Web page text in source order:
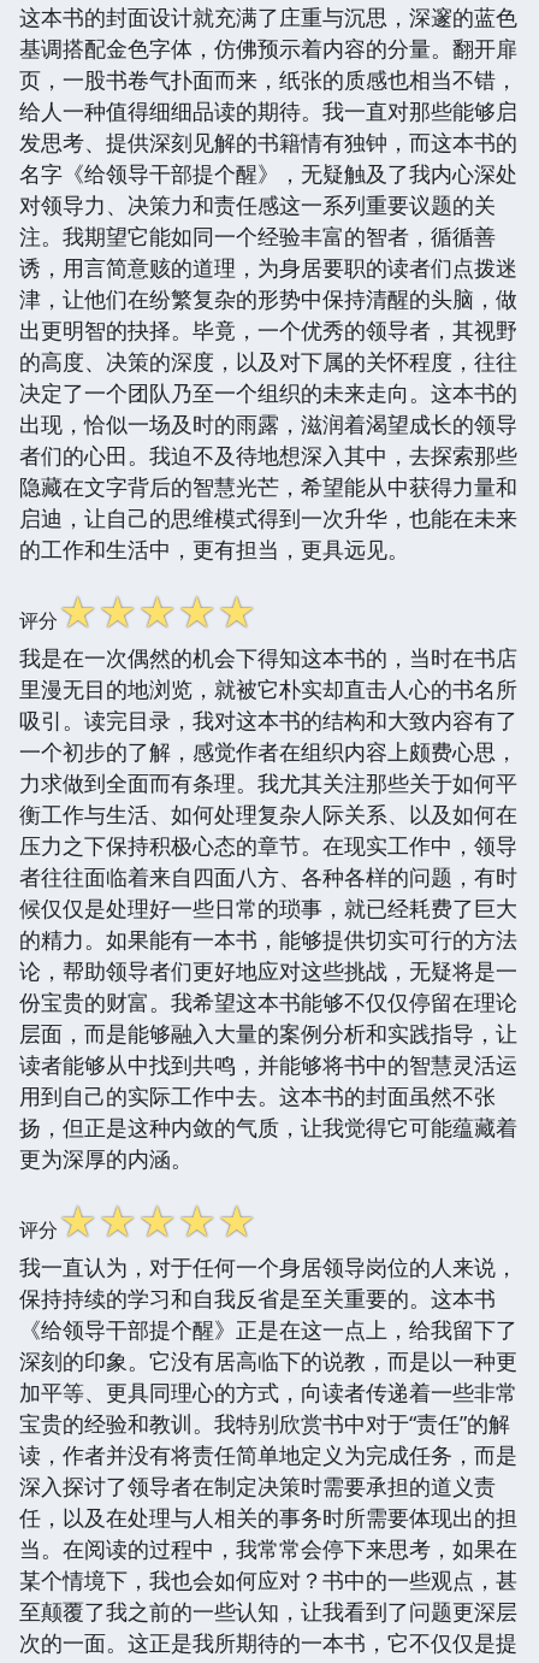
这本书的封面设计就充满了庄重与沉思，深邃的蓝色
基调搭配金色字体，仿佛预示着内容的分量。翻开扉
页，一股书卷气扑面而来，纸张的质感也相当不错，
给人一种值得细细品读的期待。我一直对那些能够启
发思考、提供深刻见解的书籍情有独钟，而这本书的
名字《给领导干部提个醒》，无疑触及了我内心深处
对领导力、决策力和责任感这一系列重要议题的关
注。我期望它能如同一个经验丰富的智者，循循善
诱，用言简意赅的道理，为身居要职的读者们点拨迷
津，让他们在纷繁复杂的形势中保持清醒的头脑，做
出更明智的抉择。毕竟，一个优秀的领导者，其视野
的高度、决策的深度，以及对下属的关怀程度，往往
决定了一个团队乃至一个组织的未来走向。这本书的
出现，恰似一场及时的雨露，滋润着渴望成长的领导
者们的心田。我迫不及待地想深入其中，去探索那些
隐藏在文字背后的智慧光芒，希望能从中获得力量和
启迪，让自己的思维模式得到一次升华，也能在未来
的工作和生活中，更有担当，更具远见。
评分☆☆☆☆☆
我是在一次偶然的机会下得知这本书的，当时在书店
里漫无目的地浏览，就被它朴实却直击人心的书名所
吸引。读完目录，我对这本书的结构和大致内容有了
一个初步的了解，感觉作者在组织内容上颇费心思，
力求做到全面而有条理。我尤其关注那些关于如何平
衡工作与生活、如何处理复杂人际关系、以及如何在
压力之下保持积极心态的章节。在现实工作中，领导
者往往面临着来自四面八方、各种各样的问题，有时
候仅仅是处理好一些日常的琐事，就已经耗费了巨大
的精力。如果能有一本书，能够提供切实可行的方法
论，帮助领导者们更好地应对这些挑战，无疑将是一
份宝贵的财富。我希望这本书能够不仅仅停留在理论
层面，而是能够融入大量的案例分析和实践指导，让
读者能够从中找到共鸣，并能够将书中的智慧灵活运
用到自己的实际工作中去。这本书的封面虽然不张
扬，但正是这种内敛的气质，让我觉得它可能蕴藏着
更为深厚的内涵。
评分☆☆☆☆☆
我一直认为，对于任何一个身居领导岗位的人来说，
保持持续的学习和自我反省是至关重要的。这本书
《给领导干部提个醒》正是在这一点上，给我留下了
深刻的印象。它没有居高临下的说教，而是以一种更
加平等、更具同理心的方式，向读者传递着一些非常
宝贵的经验和教训。我特别欣赏书中对于“责任”的解
读，作者并没有将责任简单地定义为完成任务，而是
深入探讨了领导者在制定决策时需要承担的道义责
任，以及在处理与人相关的事务时所需要体现出的担
当。在阅读的过程中，我常常会停下来思考，如果在
某个情境下，我也会如何应对？书中的一些观点，甚
至颠覆了我之前的一些认知，让我看到了问题更深层
次的一面。这正是我所期待的一本书，它不仅仅是提